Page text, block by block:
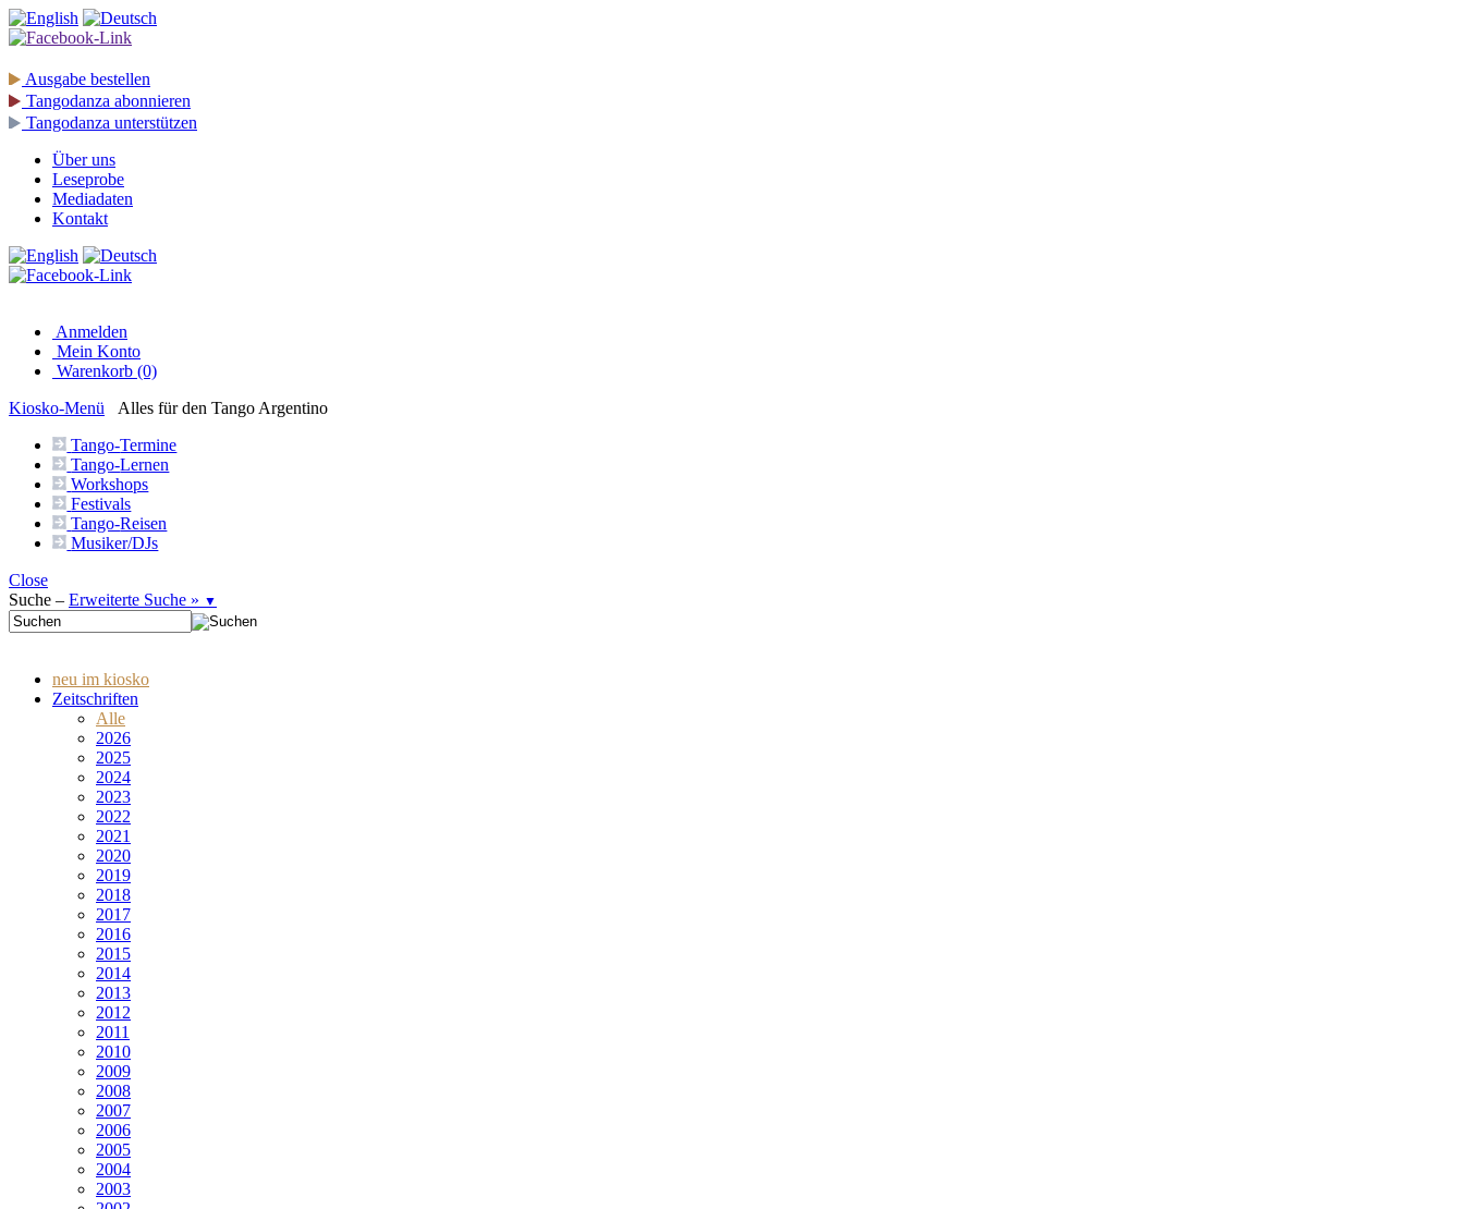
Ausgabe bestellen
Tangodanza abonnieren
Tangodanza unterstützen
Über uns
Leseprobe
Mediadaten
Kontakt
Anmelden
Mein Konto
Warenkorb (0)
Kiosko-Menü
Alles für den Tango Argentino
Tango-Termine
Tango-Lernen
Workshops
Festivals
Tango-Reisen
Musiker/DJs
Close
Suche – Erweiterte Suche » ▼
neu im kiosko
Zeitschriften
Alle
2026
2025
2024
2023
2022
2021
2020
2019
2018
2017
2016
2015
2014
2013
2012
2011
2010
2009
2008
2007
2006
2005
2004
2003